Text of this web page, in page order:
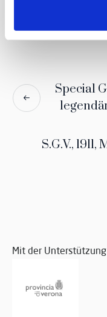
Special
S.G.V.,
Mit der